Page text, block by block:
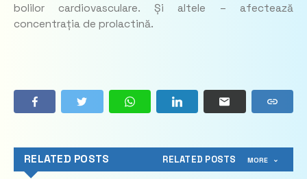
bolilor cardiovasculare. Și altele – afectează
concentrația de prolactină.
RELATED POSTS RELATED POSTS MORE